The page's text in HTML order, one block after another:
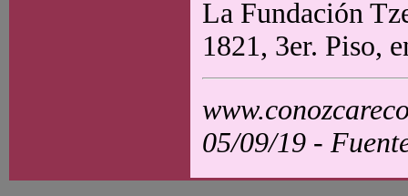
La Fundación
1821, 3er. Piso,
05/09/19 -